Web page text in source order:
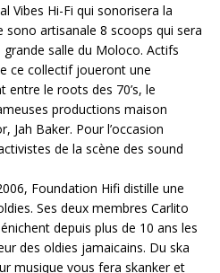
Vibes Hi-Fi qui sonorisera la
sono artisanale 8 scoops qui sera
salle du Moloco. Actifs
ce collectif joueront une
entre le roots des 70’s, le
productions maison
Jah Baker. Pour l’occasion
de la scène des sound
Foundation Hifi distille une
Ses deux membres Carlito
depuis plus de 10 ans les
des oldies jamaicains. Du ska
musique vous fera skanker et